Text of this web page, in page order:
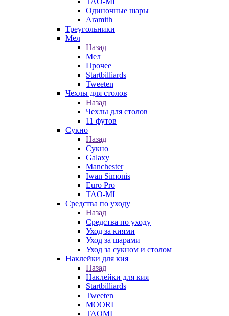
Одиночные шары
Aramith
Треугольники
Мел
Назад
Мел
Прочее
Startbilliards
Tweeten
Чехлы для столов
Назад
Чехлы для столов
11 футов
Сукно
Назад
Сукно
Galaxy
Manchester
Iwan Simonis
Euro Pro
TAO-MI
Средства по уходу
Назад
Средства по уходу
Уход за киями
Уход за шарами
Уход за сукном и столом
Наклейки для кия
Назад
Наклейки для кия
Startbilliards
Tweeten
MOORI
TAOMI